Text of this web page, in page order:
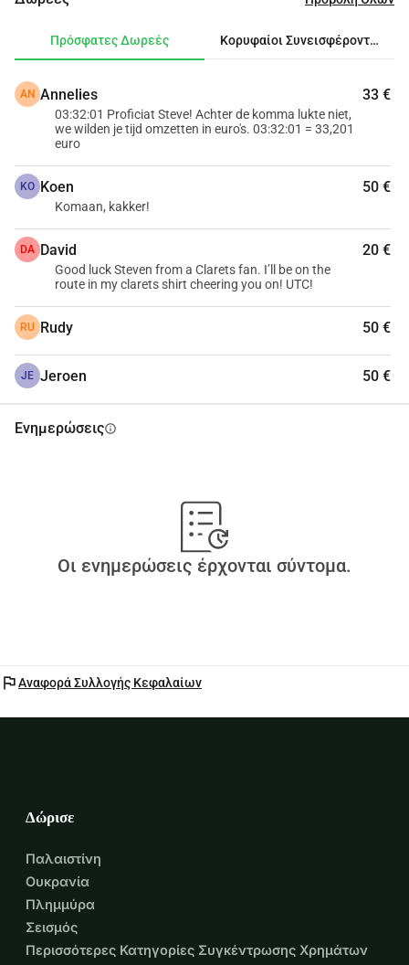
Στο Σπίτι Ronald McDonald στο UZ Βρυξελλών στο Γιέτ,
νοσηλεύεται. Επιπλέον, το Ταμείο Παιδιών διαθέτει
(Βιέλσαλμ), όπου οι οικογένειες, μετά από μακρά
νοσηλεία του παιδιού τους, μπορούν να δημιουργήσουν
όμορφες αναμνήσεις μαζί με μια συμβολική συνεισφορά.
Η συμβολή σου κάνει πραγματικά τη διαφορά!
Ευχαριστώ!
Σημείωση: από το 2024 είναι υποχρεωτικό να
αναφέρετε μια διεύθυνση και έναν εθνικό αριθμό αν
επιθυμείτε να αποκτήσετε φορολογική βεβαίωση για τις
δωρεές σας από 40 και άνω.
Πρόσφατες Δωρεές Κορυφαίοι Συνεισφέροντες
AN Annelies 33 €
03:32:01 Proficiat Steve! Achter de komma lukte niet,
we wilden je tijd omzetten in euro's. 03:32:01 = 33,201
euro
KO Koen 50 €
Komaan, kakker!
DA David 20 €
Good luck Steven from a Clarets fan. I’ll be on the
route in my clarets shirt cheering you on! UTC!
RU Rudy 50 €
JE Jeroen 50 €
Ενημερώσειςinfo
Οι ενημερώσεις έρχονται σύντομα.
flagΑναφορά Συλλογής Κεφαλαίων
Δώρισε
Παλαιστίνη
Ουκρανία
Πλημμύρα
Σεισμός
Περισσότερες Κατηγορίες Συγκέντρωσης Χρημάτων